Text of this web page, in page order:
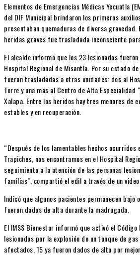
Elementos de Emergencias Médicas Yecuatla
del DIF Municipal brindaron los primeros
presentaban quemaduras de diversa gravedad.
heridas graves fue trasladada inconsciente
El alcalde informó que los 23 lesionados
Hospital Regional de Misantla. Por su estado
fueron trasladadas a otras unidades: dos al
Torre y una más al Centro de Alta Especialidad
Xalapa. Entre los heridos hay tres menores de
estables y en recuperación.
“Después de los lamentables hechos ocurridos
Trapiches, nos encontramos en el Hospital
seguimiento a la atención de las personas
familias”, compartió el edil a través de un video.
Indicó que algunos pacientes permanecen bajo
fueron dados de alta durante la madrugada.
El IMSS Bienestar informó que activó el
lesionados por la explosión de un tanque de
afectados, 15 ya fueron dados de alta por